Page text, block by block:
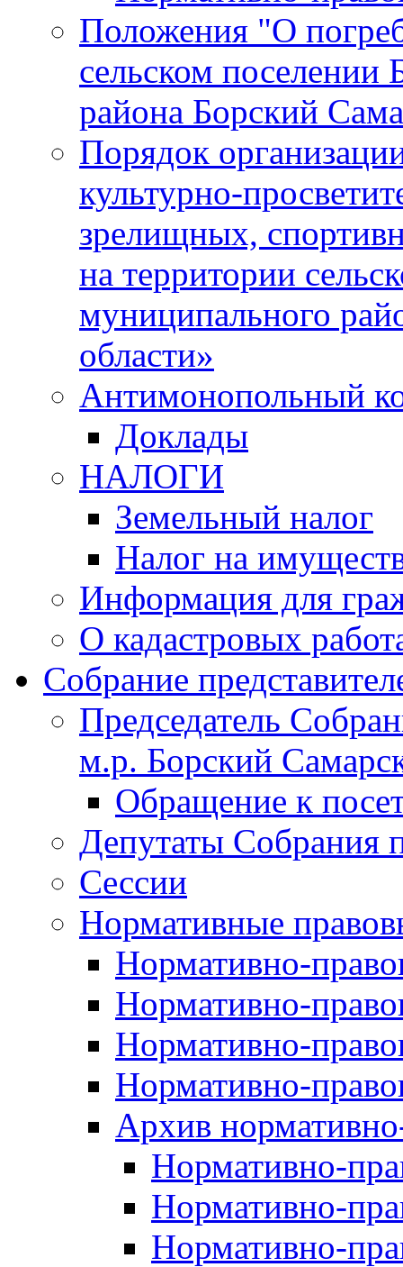
Положения "О
сельском поселении
района Борский
Порядок
культурно-
зрелищных,
на территории
муниципального
области»
Антимонопольный
Доклады
НАЛОГИ
Земельный налог
Налог на
Информация для
О кадастровых
Собрание
Председатель
м.р. Борский
Обращение к
Депутаты Собрания
Сессии
Нормативные
Нормативно-
Нормативно-
Нормативно-
Нормативно-
Архив
Нормативно-
Нормативно-
Нормативно-